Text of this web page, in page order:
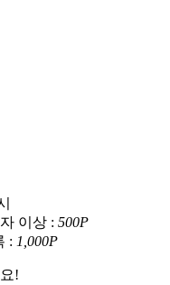
이상 : 500P
: 1,000P
!